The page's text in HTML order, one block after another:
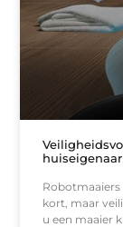
kort, maar
u een maaier